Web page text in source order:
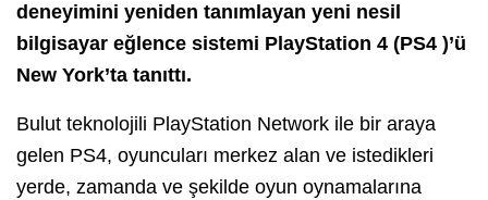
deneyimini yeniden tanımlayan yeni nesil
bilgisayar eğlence sistemi PlayStation 4 (PS4 )’ü
New York’ta tanıttı.
Bulut teknolojili PlayStation Network ile bir araya
gelen PS4, oyuncuları merkez alan ve istedikleri
yerde, zamanda ve şekilde oyun oynamalarına